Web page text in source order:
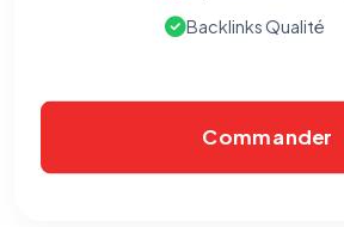
Backlinks Qualité
Commander